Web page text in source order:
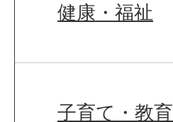
健康・福祉
子育て・教育